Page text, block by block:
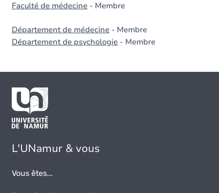
Faculté de médecine - Membre
Département de médecine - Membre
Département de psychologie - Membre
L'UNamur & vous
Vous êtes...